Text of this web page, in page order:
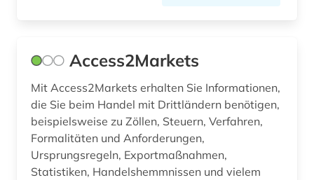
codierung (1)
comesa-staaten (1)
commonwealth (2)
community currency (1)
compliance (2)
Access2Markets
Mit Access2Markets erhalten Sie Informationen,
die Sie beim Handel mit Drittländern benötigen,
beispielsweise zu Zöllen, Steuern, Verfahren,
Formalitäten und Anforderungen,
Ursprungsregeln, Exportmaßnahmen,
Statistiken, Handelshemmnissen und vielem